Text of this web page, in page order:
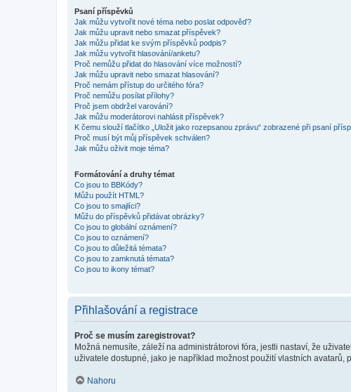
Psaní příspěvků
Jak můžu vytvořit nové téma nebo poslat odpověď?
Jak můžu upravit nebo smazat příspěvek?
Jak můžu přidat ke svým příspěvků podpis?
Jak můžu vytvořit hlasování/anketu?
Proč nemůžu přidat do hlasování více možností?
Jak můžu upravit nebo smazat hlasování?
Proč nemám přístup do určitého fóra?
Proč nemůžu posílat přílohy?
Proč jsem obdržel varování?
Jak můžu moderátorovi nahlásit příspěvek?
K čemu slouží tlačítko „Uložit jako rozepsanou zprávu“ zobrazené při psaní
Proč musí být můj příspěvek schválen?
Jak můžu oživit moje téma?
Formátování a druhy témat
Co jsou to BBKódy?
Můžu použít HTML?
Co jsou to smajlíci?
Můžu do příspěvků přidávat obrázky?
Co jsou to globální oznámení?
Co jsou to oznámení?
Co jsou to důležitá témata?
Co jsou to zamknutá témata?
Co jsou to ikony témat?
Přihlašování a registrace
Proč se musím zaregistrovat?
Možná nemusíte, záleží na administrátorovi fóra, jestli nastaví, že
uživatele dostupné, jako je například možnost použití vlastních avatarů,
Nahoru